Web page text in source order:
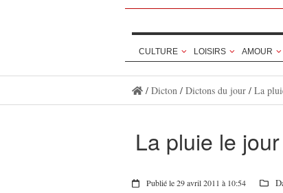
CULTURE LOISIRS AMOUR
/ Dicton/ Dictons du jour/ La
La pluie le
Publié le 29 avril 2011 à 10:54